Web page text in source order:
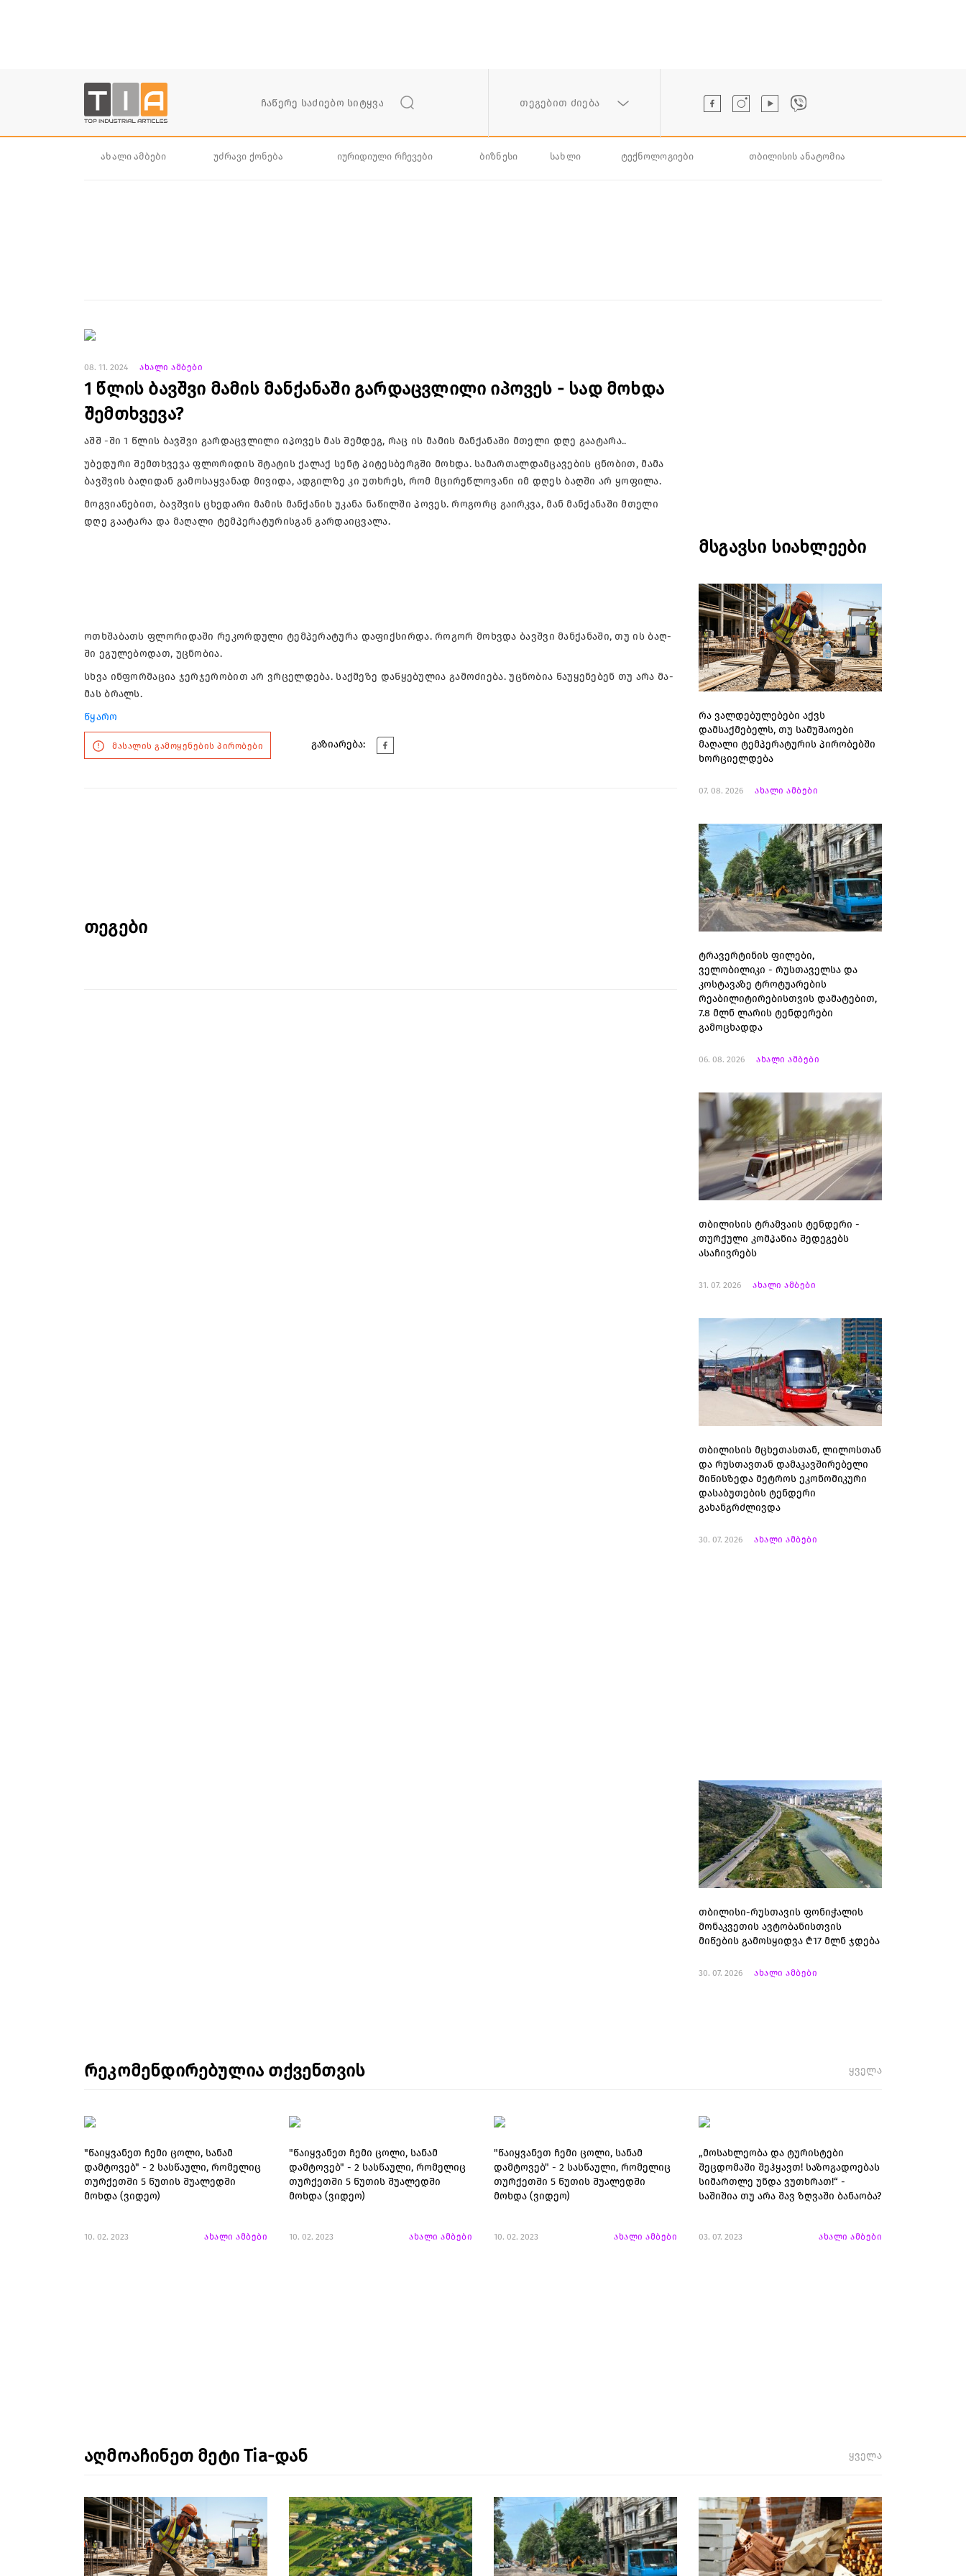
თეგებით ძიება
ახალი ამბები უძრავი ქონება იურიდიული რჩევები ბიზნესი სახლი ტექნოლოგიები თბილისის ანატომია
08. 11. 2024 ახალი ამბები
1 წლის ბავშვი მამის მანქანაში გარდაცვლილი იპოვეს - სად მოხდა
შემთხვევა?
აშშ -ში 1 წლის ბავ­შვი გარ­დაც­ვლი­ლი იპო­ვეს მას შემ­დეგ, რაც ის მა­მის მან­ქა­ნა­ში მთე­ლი დღე გა­ა­ტა­რა..
უბე­დუ­რი შემ­თხვე­ვა ფლო­რი­დის შტა­ტის ქა­ლაქ სენტ პი­ტეს­ბერ­გში მოხ­და. სა­მარ­თალ­დამ­ცა­ვე­ბის ცნო­ბით, მამა
ბავ­შვის ბა­ღი­დან გა­მო­საყ­ვა­ნად მი­ვი­და, ად­გილ­ზე კი უთხრეს, რომ მცი­რე­წლო­ვა­ნი იმ დღეს ბაღ­ში არ ყო­ფი­ლა.
მოგ­ვი­ა­ნე­ბით, ბავ­შვის ცხე­და­რი მა­მის მან­ქა­ნის უკა­ნა ნა­წილ­ში პო­ვეს. რო­გორც გა­ირ­კვა, მან მან­ქა­ნა­ში მთე­ლი
დღე გა­ა­ტა­რა და მა­ღა­ლი ტემ­პე­რა­ტუ­რის­გან გარ­და­იც­ვა­ლა.
ოთხშა­ბათს ფლო­რი­და­ში რე­კორ­დუ­ლი ტემ­პე­რა­ტუ­რა და­ფიქ­სირ­და. რო­გორ მოხ­ვდა ბავ­შვი მან­ქა­ნა­ში, თუ ის ბაღ­
ში ეგუ­ლე­ბო­დათ, უც­ნო­ბია.
სხვა ინ­ფორ­მა­ცია ჯერ­ჯე­რო­ბით არ ვრცელ­დე­ბა. საქ­მე­ზე და­წყე­ბუ­ლია გა­მო­ძი­ე­ბა. უც­ნო­ბია წა­უ­ყე­ნე­ბენ თუ არა მა­
მას ბრალს.
წყარო
მასალის გამოყენების პირობები გაზიარება:
თეგები
მსგავსი სიახლეები
რა ვალდებულებები აქვს
დამსაქმებელს, თუ სამუშაოები
მაღალი ტემპერატურის პირობებში
ხორციელდება
07. 08. 2026 ახალი ამბები
ტრავერტინის ფილები,
ველობილიკი - რუსთაველსა და
კოსტავაზე ტროტუარების
რეაბილიტირებისთვის დამატებით,
7.8 მლნ ლარის ტენდერები
გამოცხადდა
06. 08. 2026 ახალი ამბები
თბილისის ტრამვაის ტენდერი -
თურქული კომპანია შედეგებს
ასაჩივრებს
31. 07. 2026 ახალი ამბები
თბილისის მცხეთასთან, ლილოსთან
და რუსთავთან დამაკავშირებელი
მიწისზედა მეტროს ეკონომიკური
დასაბუთების ტენდერი
გახანგრძლივდა
30. 07. 2026 ახალი ამბები
თბილისი-რუსთავის ფონიჭალის
მონაკვეთის ავტობანისთვის
მიწების გამოსყიდვა ₾17 მლნ ჯდება
30. 07. 2026 ახალი ამბები
რეკომენდირებულია თქვენთვის ყველა
"წაიყვანეთ ჩემი ცოლი, სანამ
დამტოვებ" - 2 სასწაული, რომელიც
თურქეთში 5 წუთის შუალედში
მოხდა (ვიდეო)
10. 02. 2023 ახალი ამბები
"წაიყვანეთ ჩემი ცოლი, სანამ
დამტოვებ" - 2 სასწაული, რომელიც
თურქეთში 5 წუთის შუალედში
მოხდა (ვიდეო)
10. 02. 2023 ახალი ამბები
"წაიყვანეთ ჩემი ცოლი, სანამ
დამტოვებ" - 2 სასწაული, რომელიც
თურქეთში 5 წუთის შუალედში
მოხდა (ვიდეო)
10. 02. 2023 ახალი ამბები
„მოსახლეობა და ტურისტები
შეცდომაში შეჰყავთ! საზოგადოებას
სიმართლე უნდა ვუთხრათ!“ -
საშიშია თუ არა შავ ზღვაში ბანაობა?
03. 07. 2023 ახალი ამბები
აღმოაჩინეთ მეტი Tia-დან ყველა